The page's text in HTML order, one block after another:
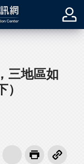
三地區如
）